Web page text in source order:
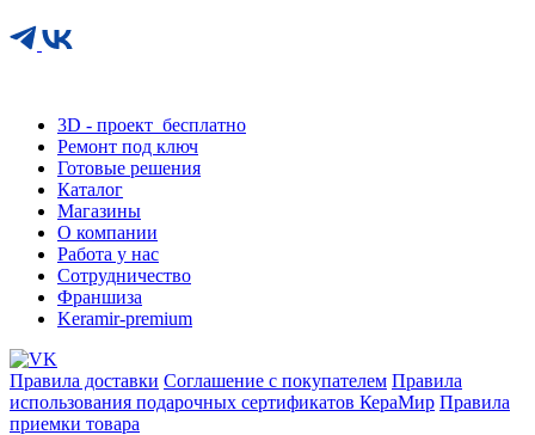
3D - проект бесплатно
Ремонт под ключ
Готовые решения
Каталог
Магазины
О компании
Работа у нас
Сотрудничество
Франшиза
Keramir-premium
Правила доставки Соглашение с покупателем Правила
использования подарочных сертификатов КераМир Правила
приемки товара